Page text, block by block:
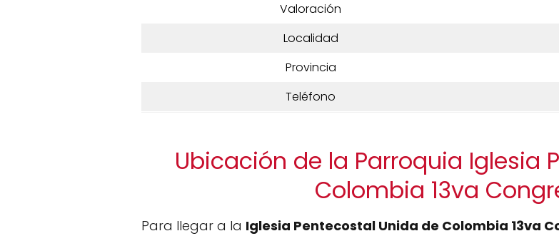
Valoración
Localidad
Provincia
Teléfono
Ubicación de la Parroquia Iglesia
Colombia 13va
Para llegar a la Iglesia Pentecostal Unida de Colombia 13va